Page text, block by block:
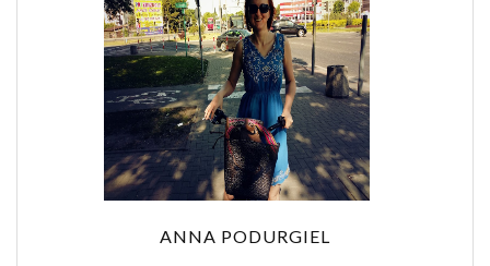
ANNA PODURGIEL